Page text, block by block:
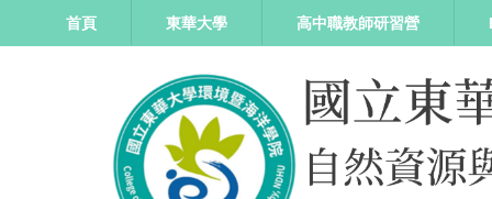
到
首頁 東華大學 高中職教師研習營